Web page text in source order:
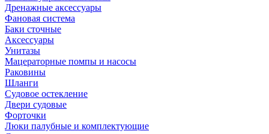
Дренажные аксессуары
Фановая система
Баки сточные
Аксессуары
Унитазы
Мацераторные помпы и насосы
Раковины
Шланги
Судовое остекление
Двери судовые
Форточки
Люки палубные и комплектующие